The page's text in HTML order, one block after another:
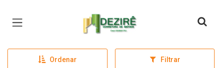
Página inicial
Ordenar Filtrar